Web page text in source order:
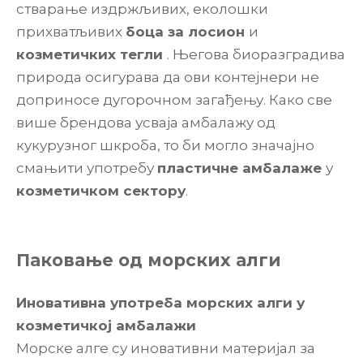
стварање издржљивих, еколошки
прихватљивих боца за лосион и
козметичких тегли . Његова биоразградива
природа осигурава да ови контејнери не
доприносе дугорочном загађењу. Како све
више брендова усваја амбалажу од
кукурузног шкроба, то би могло значајно
смањити употребу пластичне амбалаже у
козметичком сектору.
Паковање од морских алги
Иновативна употреба морских алги у
козметичкој амбалажи
Морске алге су иновативни материјал за